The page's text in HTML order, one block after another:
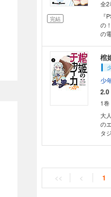
完結
全2
『
の
の
棺
少
2.0
1巻
大
の
タ
<< < 1